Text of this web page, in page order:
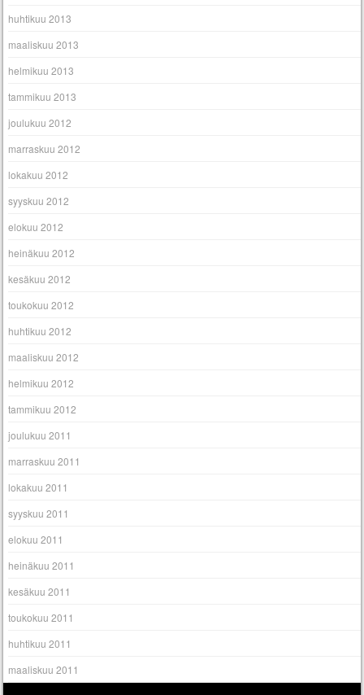
huhtikuu 2013
maaliskuu 2013
helmikuu 2013
tammikuu 2013
joulukuu 2012
marraskuu 2012
lokakuu 2012
syyskuu 2012
elokuu 2012
heinäkuu 2012
kesäkuu 2012
toukokuu 2012
huhtikuu 2012
maaliskuu 2012
helmikuu 2012
tammikuu 2012
joulukuu 2011
marraskuu 2011
lokakuu 2011
syyskuu 2011
elokuu 2011
heinäkuu 2011
kesäkuu 2011
toukokuu 2011
huhtikuu 2011
maaliskuu 2011